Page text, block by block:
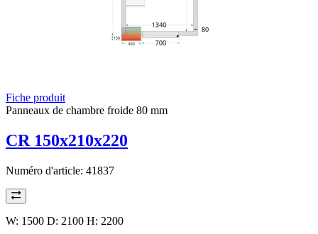
Fiche produit
Panneaux de chambre froide 80 mm
CR 150x210x220
Numéro d'article: 41837
W: 1500 D: 2100 H: 2200